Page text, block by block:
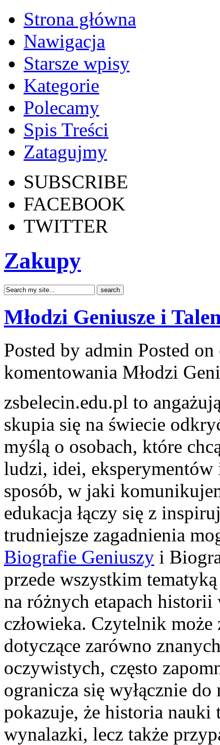
Strona główna
Nawigacja
Starsze wpisy
Kategorie
Polecamy
Spis Treści
Zatagujmy
SUBSCRIBE
FACEBOOK
TWITTER
Zakupy
Młodzi Geniusze i
Posted by admin Posted
komentowania Młodzi
zsbelecin.edu.pl to
skupia się na świecie
myślą o osobach, które
ludzi, idei,
sposób, w jaki
edukacja łączy się z
trudniejsze zagadnienia
Biografie Geniuszy i
przede wszystkim
na różnych etapach
człowieka. Czytelnik
dotyczące zarówno
oczywistych, często
ogranicza się wyłącznie
pokazuje, że historia
wynalazki, lecz także